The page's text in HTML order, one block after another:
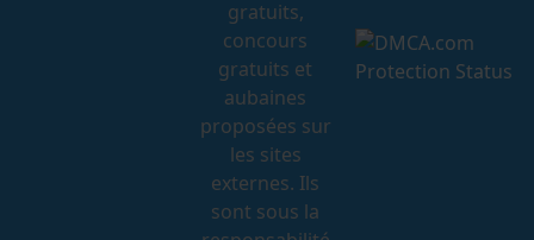
gratuits,
concours
gratuits et
aubaines
proposées sur
les sites
externes. Ils
sont sous la